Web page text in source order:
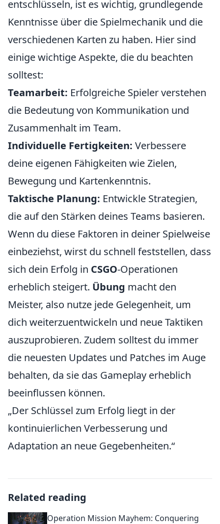
entschlüsseln, ist es wichtig, grundlegende
Kenntnisse über die Spielmechanik und die
verschiedenen Karten zu haben. Hier sind
einige wichtige Aspekte, die du beachten
solltest:
Teamarbeit: Erfolgreiche Spieler verstehen
die Bedeutung von Kommunikation und
Zusammenhalt im Team.
Individuelle Fertigkeiten: Verbessere
deine eigenen Fähigkeiten wie Zielen,
Bewegung und Kartenkenntnis.
Taktische Planung: Entwickle Strategien,
die auf den Stärken deines Teams basieren.
Wenn du diese Faktoren in deiner Spielweise
einbeziehst, wirst du schnell feststellen, dass
sich dein Erfolg in CSGO-Operationen
erheblich steigert. Übung macht den
Meister, also nutze jede Gelegenheit, um
dich weiterzuentwickeln und neue Taktiken
auszuprobieren. Zudem solltest du immer
die neuesten Updates und Patches im Auge
behalten, da sie das Gameplay erheblich
beeinflussen können.
„Der Schlüssel zum Erfolg liegt in der
kontinuierlichen Verbesserung und
Adaptation an neue Gegebenheiten.“
Related reading
Operation Mission Mayhem: Conquering